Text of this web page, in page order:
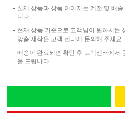
실제 상품과 상품 이미지는 계절 및 배
니다.
현재 상품 기준으로 고객님이 원하시는
맞춤 제작은 고객 센터에 문의해 주세요.
배송이 완료되면 확인 후 고객센터에서
을 드립니다.